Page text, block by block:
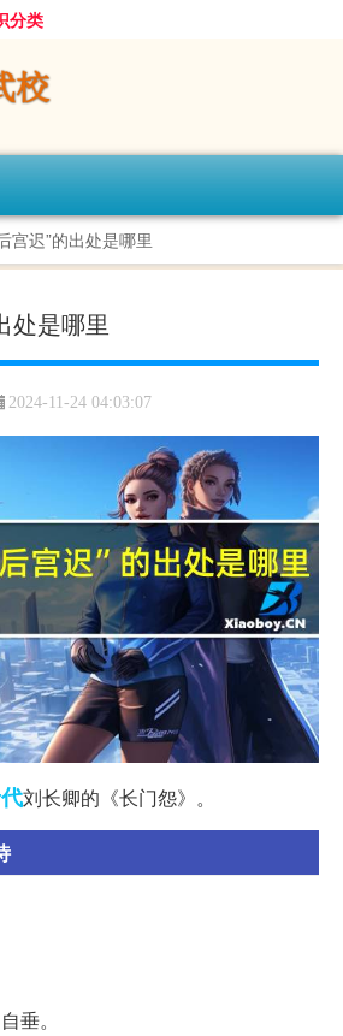
分类
宫迟”的出处是哪里
处是哪里
2024-11-24 04:03:07
刘长卿的《长门怨》。
垂。